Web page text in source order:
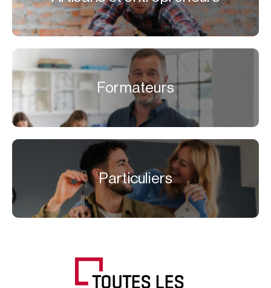
Formateurs
Particuliers
TOUTES LES